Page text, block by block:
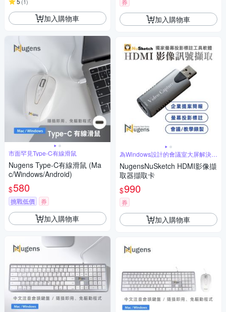
(1)
加入購物車
市面罕見Type-C有線滑鼠
Nugens Type-C有線滑鼠 (Ma
c/Windows/Android)
$580
挑戰低價 券
加入購物車
券
加入購物車
為Windows設計的會議室大屏解決方
案
NugensNuSketch HDMI影像擷
取器擷取卡
$990
券
加入購物車